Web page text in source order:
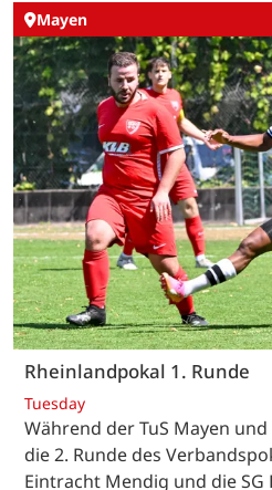
Mayen
Rheinlandpokal 1. Runde
Tuesday
Während der TuS Mayen
die 2. Runde des
Eintracht Mendig und die